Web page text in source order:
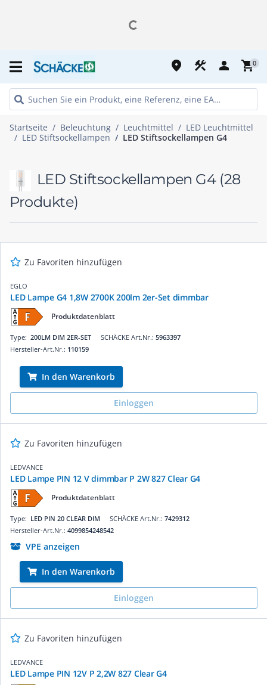
place construction person shopping_cart0
Startseite Beleuchtung Leuchtmittel
LED Leuchtmittel
LED Stiftsockellampen
LED Stiftsockellampen G4
LED Stiftsockellampen G4 (28
Produkte)
Zu Favoriten hinzufügen
EGLO
LED Lampe G4 1,8W 2700K 200lm 2er-Set dimmbar
Produktdatenblatt
SCHÄCKE Art.Nr.: 5963397
Type: 200LM DIM 2ER-SET
Hersteller-Art.Nr.: 110159
In den Warenkorb
Einloggen
Zu Favoriten hinzufügen
LEDVANCE
LED Lampe PIN 12 V dimmbar P 2W 827 Clear G4
Produktdatenblatt
SCHÄCKE Art.Nr.: 7429312
Type: LED PIN 20 CLEAR DIM
Hersteller-Art.Nr.: 4099854248542
VPE anzeigen
In den Warenkorb
Einloggen
Zu Favoriten hinzufügen
LEDVANCE
LED Lampe PIN 12V P 2,2W 827 Clear G4